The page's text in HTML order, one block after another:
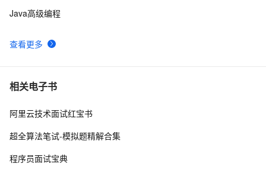
查看更多
Java高级编程
相关电子书
阿里云技术面试红宝书
超全算法笔试-模拟题精解合集
程序员面试宝典